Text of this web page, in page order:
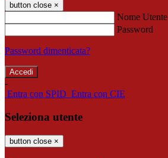
button close ×
Nome Utente
Password
Password dimenticata?
-
Entra con SPID Entra con CIE
Seleziona utente
button close ×